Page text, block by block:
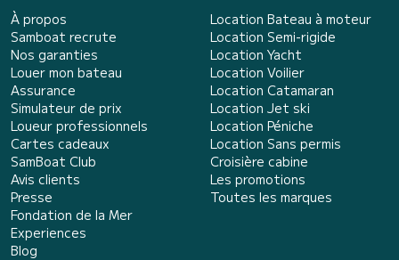
À propos
Samboat recrute
Nos garanties
Louer mon bateau
Assurance
Simulateur de prix
Loueur professionnels
Cartes cadeaux
SamBoat Club
Avis clients
Presse
Fondation de la Mer
Experiences
Blog
Location Bateau à moteur
Location Semi-rigide
Location Yacht
Location Voilier
Location Catamaran
Location Jet ski
Location Péniche
Location Sans permis
Croisière cabine
Les promotions
Toutes les marques